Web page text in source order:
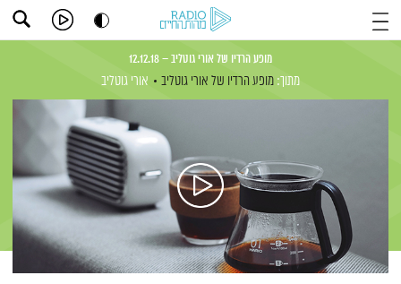
מופע הרדיו של אורי גוטליב – 12.12.18
מתוך: מופע הרדיו של אורי גוטליב אורי גוטליב